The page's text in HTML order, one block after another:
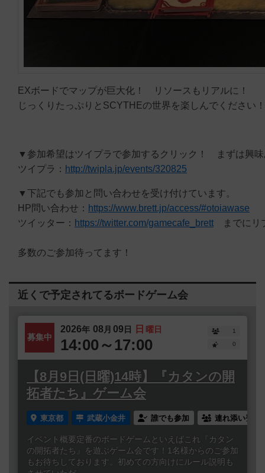
EXボードでマップが巨大化！ リソースもリアルに！
じっくりたっぷりとSCYTHEの世界を楽しんでください！
▼参加希望はツイプラで参加するクリック！ まずは興
ツイプラ： http://twipla.jp/events/320825
▼下記でも参加と問い合わせを受け付けています。
HP問い合わせ： https://www.brett.jp/access/#otoiawase
ツイッター： https://twitter.com/gamecafe_brett までにリ
多数のご参加待ってます！
近くで予定されてるボードゲーム会
募集中
2026年 08 月 09日 日 曜日
14:00～17:00
1
0
【8月9日(日曜)14時】『カタンの開
拓者たち』ゲーム会
東京都 武蔵小金井 誰でも参加 連れ添い登録
イベント概要定番のボードゲームといえばこれ『カタン
の開拓者たち』を遊ぶゲーム会です！1名様からのご参加
もお待ちしております。初めての方向けにルール説明も